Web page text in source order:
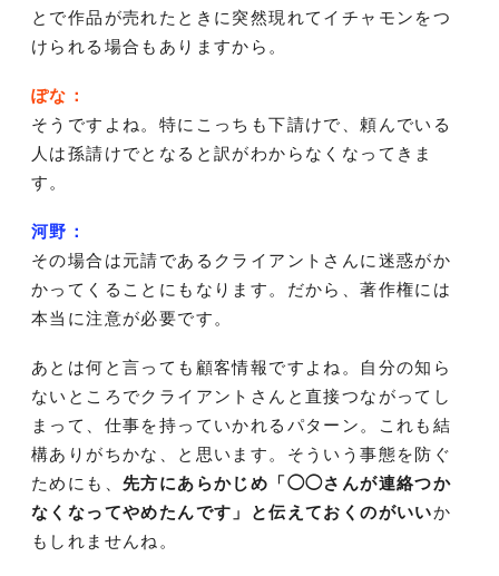
とで作品が売れたときに突然現れてイチャモンをつ
けられる場合もありますから。
ぽな：
そうですよね。特にこっちも下請けで、頼んでいる
人は孫請けでとなると訳がわからなくなってきま
す。
河野：
その場合は元請であるクライアントさんに迷惑がか
かってくることにもなります。だから、著作権には
本当に注意が必要です。
あとは何と言っても顧客情報ですよね。自分の知ら
ないところでクライアントさんと直接つながってし
まって、仕事を持っていかれるパターン。これも結
構ありがちかな、と思います。そういう事態を防ぐ
ためにも、 先方にあらかじめ「◯◯さんが連絡つか
なくなってやめたんです」と伝えておくのがいいか
もしれませんね。